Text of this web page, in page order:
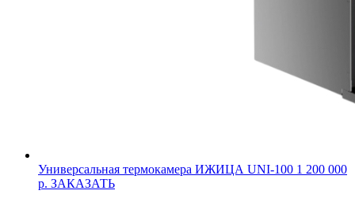
Универсальная термокамера ИЖИЦА UNI-100 1 200 000
р. ЗАКАЗАТЬ